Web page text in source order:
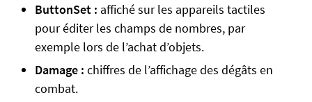
ButtonSet : affiché sur les appareils tactiles
pour éditer les champs de nombres, par
exemple lors de l’achat d’objets.
Damage : chiffres de l’affichage des dégâts en
combat.